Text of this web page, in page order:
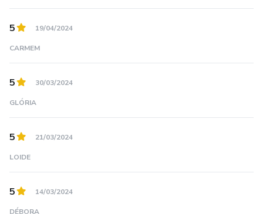
5 19/04/2024
CARMEM
5 30/03/2024
GLÓRIA
5 21/03/2024
LOIDE
5 14/03/2024
DÉBORA